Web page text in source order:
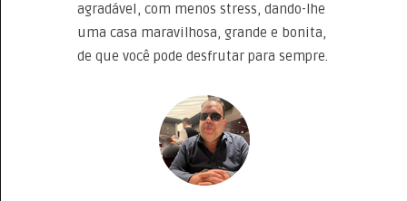
agradável, com menos stress, dando-lhe
uma casa maravilhosa, grande e bonita,
de que você pode desfrutar para sempre.